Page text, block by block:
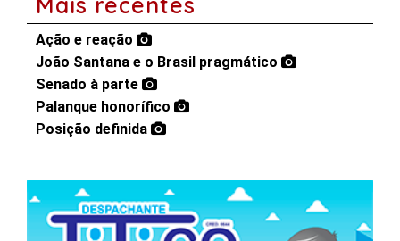
Ação e reação
João Santana e o Brasil pragmático
Senado à parte
Palanque honorífico
Posição definida